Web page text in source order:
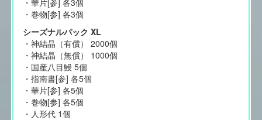
・巻物[参] 各3個
シーズナルパック XL
・神結晶（有償） 2000個
・神結晶（無償） 1000個
・国産八目鰻 5個
・指南書[参] 各5個
・華片[参] 各5個
・巻物[参] 各5個
・人形代 1個